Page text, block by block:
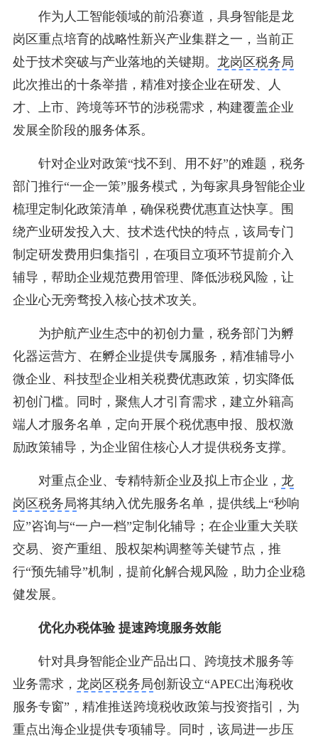
作为人工智能领域的前沿赛道，具身智能是龙
岗区重点培育的战略性新兴产业集群之一，当前正
处于技术突破与产业落地的关键期。 龙岗区税务局
此次推出的十条举措，精准对接企业在研发、人
才、上市、跨境等环节的涉税需求，构建覆盖企业
发展全阶段的服务体系。
针对企业对政策“找不到、用不好”的难题，税务
部门推行“一企一策”服务模式，为每家具身智能企业
梳理定制化政策清单，确保税费优惠直达快享。围
绕产业研发投入大、技术迭代快的特点，该局专门
制定研发费用归集指引，在项目立项环节提前介入
辅导，帮助企业规范费用管理、降低涉税风险，让
企业心无旁骛投入核心技术攻关。
为护航产业生态中的初创力量，税务部门为孵
化器运营方、在孵企业提供专属服务，精准辅导小
微企业、科技型企业相关税费优惠政策，切实降低
初创门槛。同时，聚焦人才引育需求，建立外籍高
端人才服务名单，定向开展个税优惠申报、股权激
励政策辅导，为企业留住核心人才提供税务支撑。
对重点企业、专精特新企业及拟上市企业， 龙
岗区税务局将其纳入优先服务名单，提供线上“秒响
应”咨询与“一户一档”定制化辅导；在企业重大关联
交易、资产重组、股权架构调整等关键节点，推
行“预先辅导”机制，提前化解合规风险，助力企业稳
健发展。
优化办税体验 提速跨境服务效能
针对具身智能企业产品出口、跨境技术服务等
业务需求， 龙岗区税务局创新设立“APEC出海税收
服务专窗”，精准推送跨境税收政策与投资指引，为
重点出海企业提供专项辅导。同时，该局进一步压